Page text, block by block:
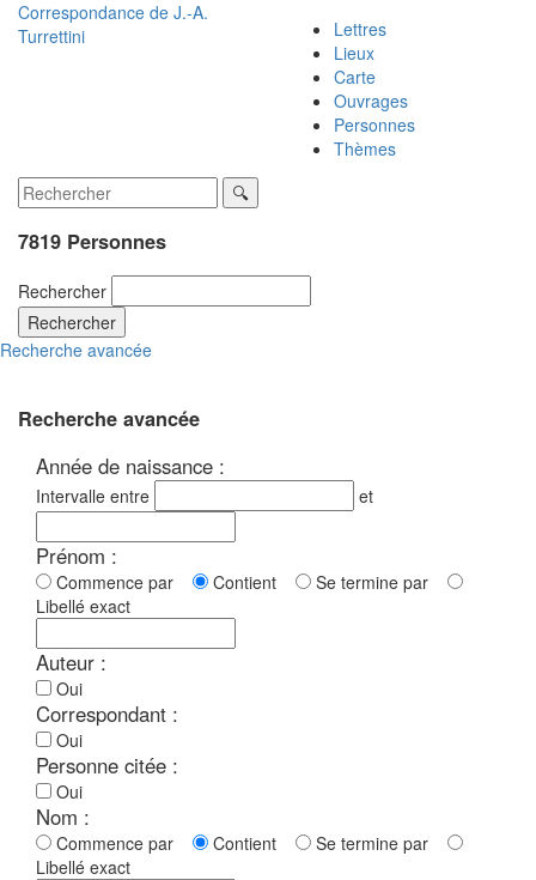
Correspondance de J.-A.
Turrettini
Lettres
Lieux
Carte
Ouvrages
Personnes
Thèmes
7819 Personnes
Rechercher
Rechercher
Recherche avancée
Recherche avancée
Année de naissance :
Intervalle entre et
Prénom :
Commence par Contient
Se termine par
Libellé exact
Auteur :
Oui
Correspondant :
Oui
Personne citée :
Oui
Nom :
Commence par Contient
Se termine par
Libellé exact